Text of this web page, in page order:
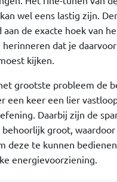
wel eens lastig zijn.
aan de exacte hoek van
dat je
kijken.
grootste probleem de
een keer een lier
Daarbij zijn de
behoorlijk groot,
deze te kunnen
energievoorziening.